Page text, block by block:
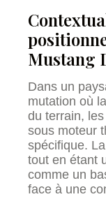
Mustang
Dans un
mutation où
du terrain,
sous moteur
spécifique.
tout en étant
comme un
face à une